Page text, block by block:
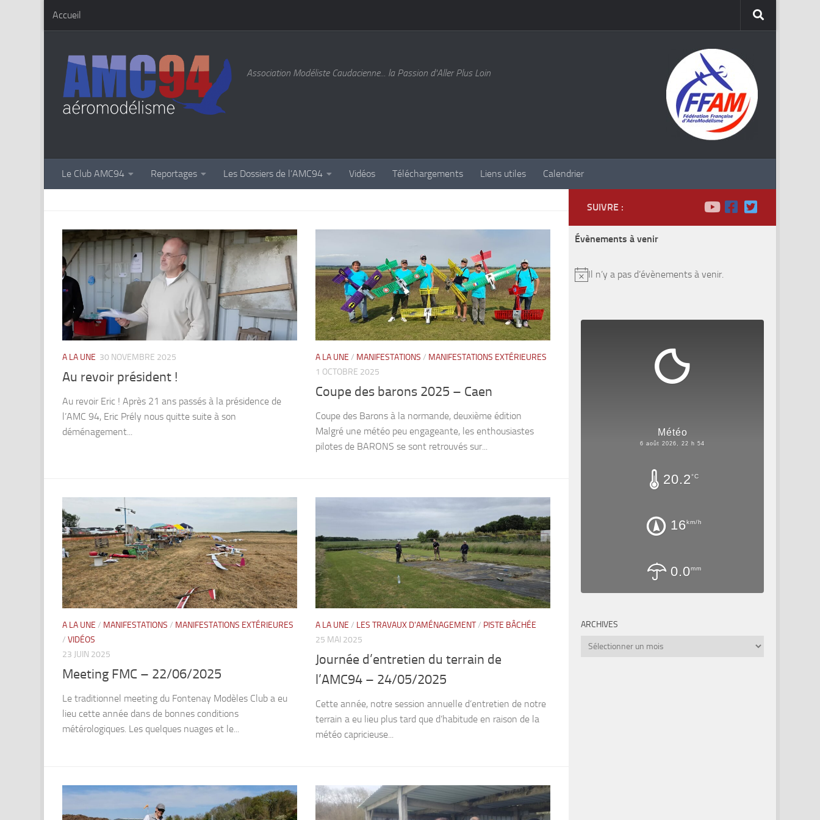
Skip to content
Accueil
Association Modéliste Caudacienne... la Passion d'Aller Plus Loin
Le Club AMC94 Reportages Les Dossiers de l’AMC94 Vidéos Téléchargements Liens utiles Calendrier
A LA UNE 30 NOVEMBRE 2025
Au revoir président !
Au revoir Eric ! Après 21 ans passés à la présidence de
l’AMC 94, Eric Prély nous quitte suite à son
déménagement...
A LA UNE / MANIFESTATIONS / MANIFESTATIONS EXTÉRIEURES
1 OCTOBRE 2025
Coupe des barons 2025 – Caen
Coupe des Barons à la normande, deuxième édition
Malgré une météo peu engageante, les enthousiastes
pilotes de BARONS se sont retrouvés sur...
A LA UNE / MANIFESTATIONS / MANIFESTATIONS EXTÉRIEURES
/ VIDÉOS
23 JUIN 2025
Meeting FMC – 22/06/2025
Le traditionnel meeting du Fontenay Modèles Club a eu
lieu cette année dans de bonnes conditions
métérologiques. Les quelques nuages et le...
A LA UNE / LES TRAVAUX D'AMÉNAGEMENT/ PISTE BÂCHÉE
25 MAI 2025
Journée d’entretien du terrain de
l’AMC94 – 24/05/2025
Cette année, notre session annuelle d’entretien de notre
terrain a eu lieu plus tard que d’habitude en raison de la
météo capricieuse...
SUIVRE :
Évènements à venir
Notice
Il n’y a pas d’évènements à venir.
Météo
6 août 2026, 22 h 54
20.2°C
16km/h
0.0mm
ARCHIVES
Archives